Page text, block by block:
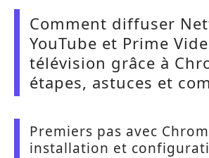
Comment diffuser
YouTube et Prime
télévision grâce à
étapes, astuces et
Premiers pas avec
installation et